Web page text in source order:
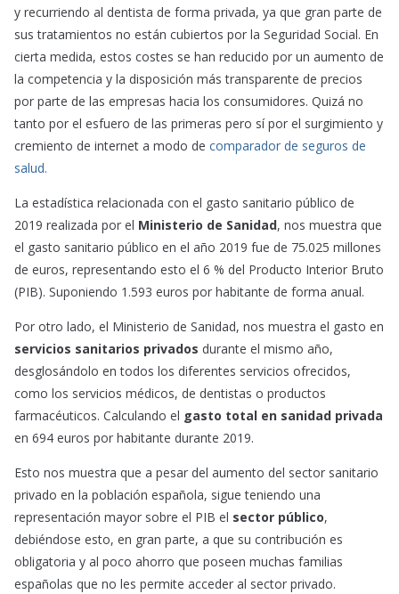
y recurriendo al dentista de forma privada, ya que gran parte de
sus tratamientos no están cubiertos por la Seguridad Social. En
cierta medida, estos costes se han reducido por un aumento de
la competencia y la disposición más transparente de precios
por parte de las empresas hacia los consumidores. Quizá no
tanto por el esfuero de las primeras pero sí por el surgimiento y
cremiento de internet a modo de comparador de seguros de
salud.
La estadística relacionada con el gasto sanitario público de
2019 realizada por el Ministerio de Sanidad, nos muestra que
el gasto sanitario público en el año 2019 fue de 75.025 millones
de euros, representando esto el 6 % del Producto Interior Bruto
(PIB). Suponiendo 1.593 euros por habitante de forma anual.
Por otro lado, el Ministerio de Sanidad, nos muestra el gasto en
servicios sanitarios privados durante el mismo año,
desglosándolo en todos los diferentes servicios ofrecidos,
como los servicios médicos, de dentistas o productos
farmacéuticos. Calculando el gasto total en sanidad privada
en 694 euros por habitante durante 2019.
Esto nos muestra que a pesar del aumento del sector sanitario
privado en la población española, sigue teniendo una
representación mayor sobre el PIB el sector público,
debiéndose esto, en gran parte, a que su contribución es
obligatoria y al poco ahorro que poseen muchas familias
españolas que no les permite acceder al sector privado.